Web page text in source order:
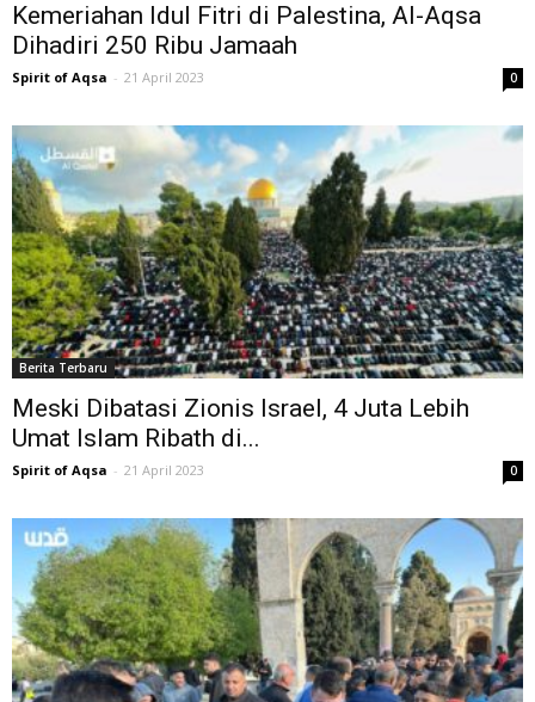
Kemeriahan Idul Fitri di Palestina, Al-Aqsa
Dihadiri 250 Ribu Jamaah
Spirit of Aqsa - 21 April 2023 0
Berita Terbaru
Meski Dibatasi Zionis Israel, 4 Juta Lebih
Umat Islam Ribath di...
Spirit of Aqsa - 21 April 2023 0